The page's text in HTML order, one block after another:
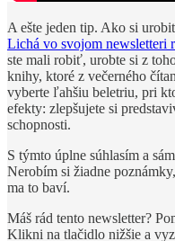
A ešte jeden tip. Ako si
Lichá vo svojom newsletteri
ste mali robiť, urobte si z
knihy, ktoré z večerného
vyberte ľahšiu beletriu, pri
efekty: zlepšujete si
schopnosti.
S týmto úplne súhlasím a
Nerobím si žiadne
ma to baví.
Máš rád tento newsletter?
Klikni na tlačidlo nižšie a